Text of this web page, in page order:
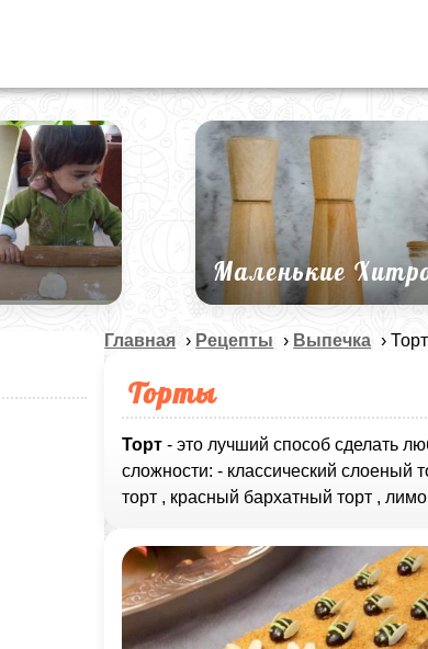
Маленькие
Главная › Рецепты › Выпечка ›
Торты
Торт - это лучший способ сделать
сложности: - классический слоеный
торт , красный бархатный торт ,